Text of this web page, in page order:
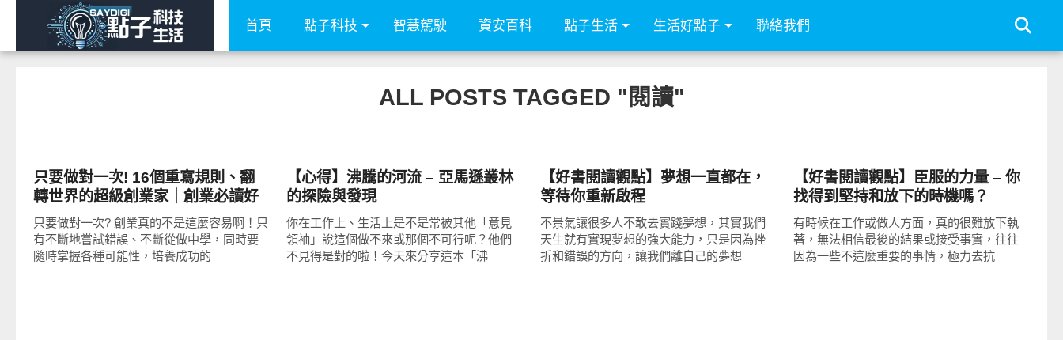
首頁 點子科技 智慧駕駛 資安百科 點子生活 生活好點子 聯絡我們
ALL POSTS TAGGED "閱讀"
只要做對一次! 16個重寫規則、翻
轉世界的超級創業家｜創業必讀好
書
只要做對一次? 創業真的不是這麼容易啊！只
有不斷地嘗試錯誤、不斷從做中學，同時要
隨時掌握各種可能性，培養成功的
【心得】沸騰的河流 – 亞馬遜叢林
的探險與發現
你在工作上、生活上是不是常被其他「意見
領袖」說這個做不來或那個不可行呢？他們
不見得是對的啦！今天來分享這本「沸
【好書閱讀觀點】夢想一直都在，
等待你重新啟程
不景氣讓很多人不敢去實踐夢想，其實我們
天生就有實現夢想的強大能力，只是因為挫
折和錯誤的方向，讓我們離自己的夢想
【好書閱讀觀點】臣服的力量 – 你
找得到堅持和放下的時機嗎？
有時候在工作或做人方面，真的很難放下執
著，無法相信最後的結果或接受事實，往往
因為一些不這麼重要的事情，極力去抗